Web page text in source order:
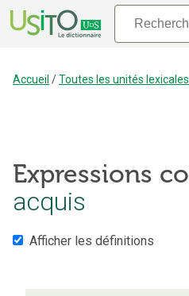
Accueil /Toutes les unités
Expressions
acquis
Afficher les définitions